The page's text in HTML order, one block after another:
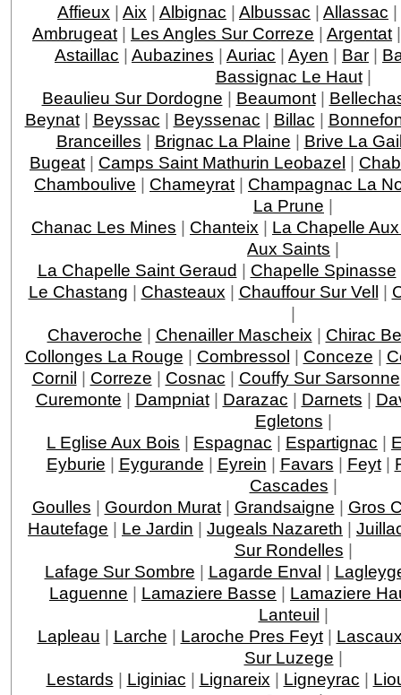
Affieux | Aix | Albignac | Albussac | Allassac |
Ambrugeat | Les Angles Sur Correze | Argentat
Astaillac | Aubazines | Auriac | Ayen | Bar |
Bassignac Le Haut|
Beaulieu Sur Dordogne | Beaumont|
Beynat| Beyssac | Beyssenac | Billac |
Branceilles | Brignac La Plaine | Brive La
Bugeat | Camps Saint Mathurin Leobazel |
Chamboulive | Chameyrat | Champagnac La
La Prune |
Chanac Les Mines | Chanteix | La Chapelle
Aux Saints |
La Chapelle Saint Geraud | Chapelle Spinasse
Le Chastang | Chasteaux | Chauffour Sur Vell |
|
Chaveroche | Chenailler Mascheix | Chirac
Collonges La Rouge | Combressol | Conceze |
Cornil | Correze | Cosnac | Couffy Sur Sarsonne
Curemonte | Dampniat| Darazac | Darnets |
Egletons |
L Eglise Aux Bois | Espagnac | Espartignac |
Eyburie | Eygurande | Eyrein | Favars | Feyt|
Cascades |
Goulles | Gourdon Murat| Grandsaigne | Gros
Hautefage | Le Jardin | Jugeals Nazareth |
Sur Rondelles |
Lafage Sur Sombre | Lagarde Enval |
Laguenne | Lamaziere Basse | Lamaziere
Lanteuil |
Lapleau | Larche | Laroche Pres Feyt|
Sur Luzege |
Lestards | Liginiac | Lignareix | Ligneyrac |